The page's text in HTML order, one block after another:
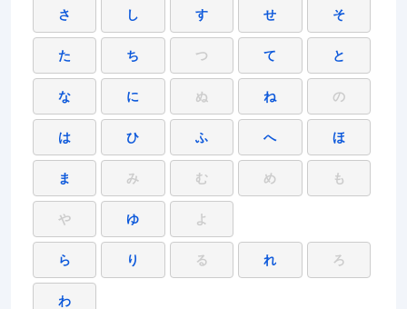
さ し す せ そ
た ち つ て と
な に ぬ ね の
は ひ ふ へ ほ
ま み む め も
や ゆ よ
ら り る れ ろ
わ